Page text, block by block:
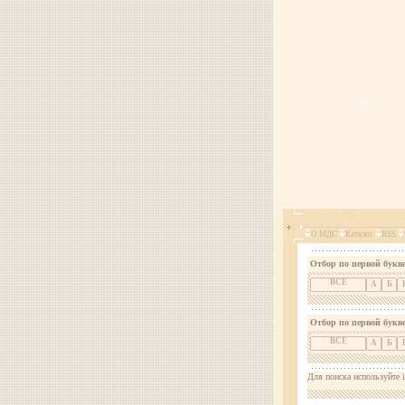
О МДС Каталог RSS
Отбор по первой
ВСЕ А Б
Отбор по первой
ВСЕ А Б
Для поиска используйте